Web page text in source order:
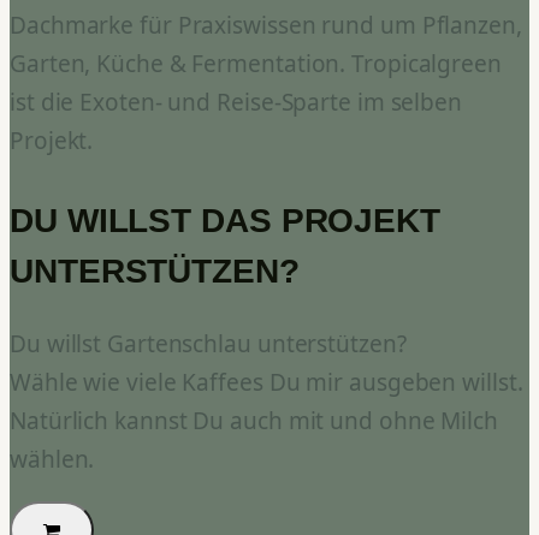
Dachmarke für Praxiswissen rund um Pflanzen,
Garten, Küche & Fermentation. Tropicalgreen
ist die Exoten- und Reise-Sparte im selben
Projekt.
DU WILLST DAS PROJEKT
UNTERSTÜTZEN?
Du willst Gartenschlau unterstützen?
Wähle wie viele Kaffees Du mir ausgeben willst.
Natürlich kannst Du auch mit und ohne Milch
wählen.